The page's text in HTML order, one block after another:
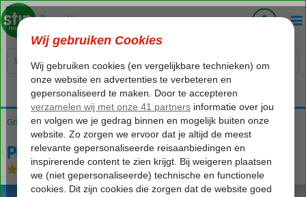
Voelt als thuiskomen...
Griekenland Kos Kos-Stad Peridis Family Resort
Peridis Family Resort
Appartement